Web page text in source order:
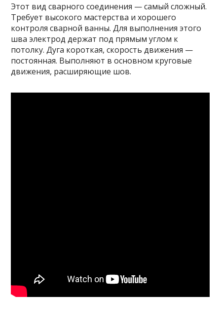
Этот вид сварного соединения — самый сложный.
Требует высокого мастерства и хорошего
контроля сварной ванны. Для выполнения этого
шва электрод держат под прямым углом к
потолку. Дуга короткая, скорость движения —
постоянная. Выполняют в основном круговые
движения, расширяющие шов.